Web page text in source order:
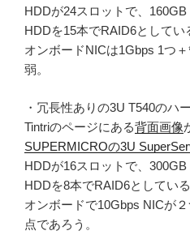
HDDが24スロットで、
HDDを15本でRAID6としてい
オンボードNICは1Gbps 1つ
弱。
・冗長性ありの3U T540のハ
Tintriのページにある背面画像
SUPERMICROの3U
HDDが16スロットで、
HDDを8本でRAID6としている
オンボードで10Gbps NICが
点であろう。